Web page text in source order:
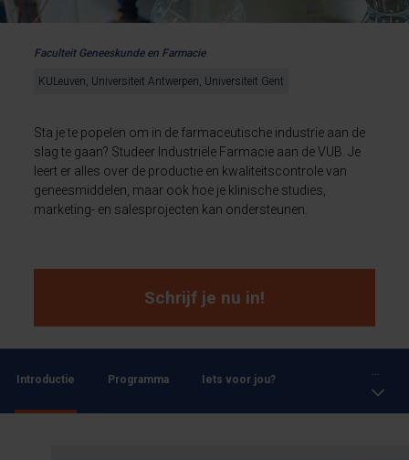
Faculteit Geneeskunde en Farmacie
KULeuven, Universiteit Antwerpen, Universiteit Gent
Sta je te popelen om in de farmaceutische industrie aan de
slag te gaan? Studeer Industriële Farmacie aan de VUB. Je
leert er alles over de productie en kwaliteitscontrole van
geneesmiddelen, maar ook hoe je klinische studies,
marketing- en salesprojecten kan ondersteunen.
Schrijf je nu in!
Introductie Programma Iets voor jou?